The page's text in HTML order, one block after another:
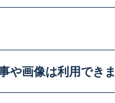
や画像は利用できま